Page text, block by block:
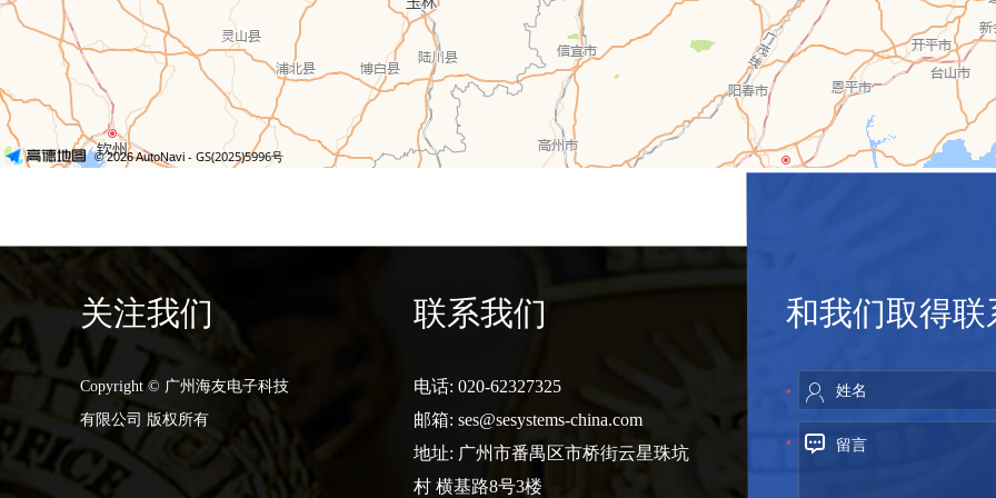
关注我们
Copyright © 广州海友电子科技
有限公司 版权所有
联系我们
电话: 020-62327325
邮箱: ses@sesystems-china.com
地址: 广州市番禺区市桥街云星珠坑
村 横基路8号3楼
和我们取得联
*
*